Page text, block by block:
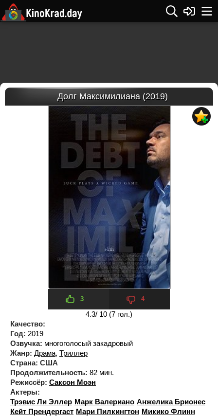
Долг Максимилиана (2019)
3 4
4.3/ 10 (7 гол.)
Качество:
Год: 2019
Озвучка: многоголосый закадровый
Жанр: Драма, Триллер
Страна: США
Продолжительность: 82 мин.
Режиссёр: Саксон Моэн
Актеры:
Трэвис Ли Эллер Марк Валериано Анжелика Брионес
Кейт Прендергаст Мари Пилкингтон Микико Флинн